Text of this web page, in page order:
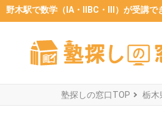
野木駅で数学（ⅠA・ⅡBC・Ⅲ）が受講で
塾探しの窓口TOP 栃木